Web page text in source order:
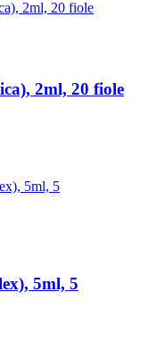
2ml, 20 fiole
5ml, 5